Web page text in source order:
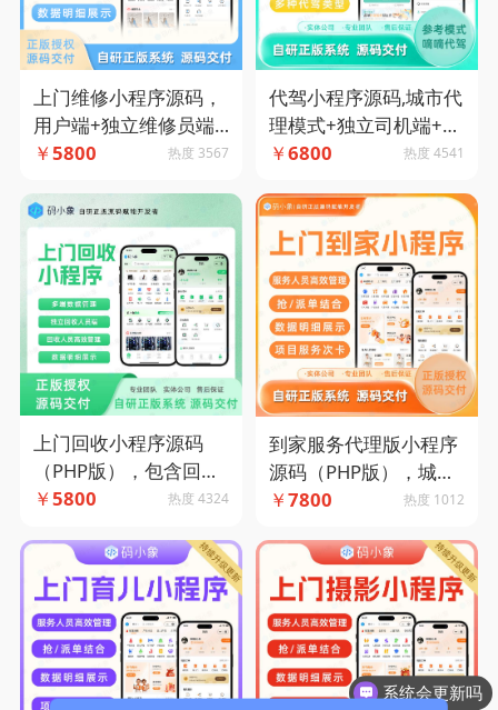
上门维修小程序源码，
用户端+独立维修员端
+管理端-码小象源码
￥5800 热度 3567
代驾小程序源码,城市代
理模式+独立司机端+多
种计费模式+多种代驾
￥6800 热度 4541
上门回收小程序源码
（PHP版），包含回收
人员端支持自营入驻两
￥5800 热度 4324
到家服务代理版小程序
源码（PHP版），城市
代理版多端管理，兼容
￥7800 热度 1012
系统会更新吗